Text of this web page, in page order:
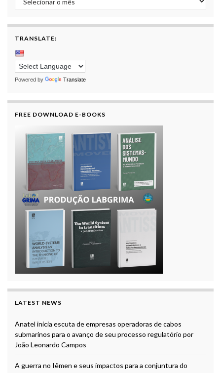
TRANSLATE:
Powered by Translate
FREE DOWNLOAD E-BOOKS
LATEST NEWS
Anatel inicia escuta de empresas operadoras de cabos
submarinos para o avanço de seu processo regulatório por
João Leonardo Campos
A guerra no Iêmen e seus impactos para a conjuntura do